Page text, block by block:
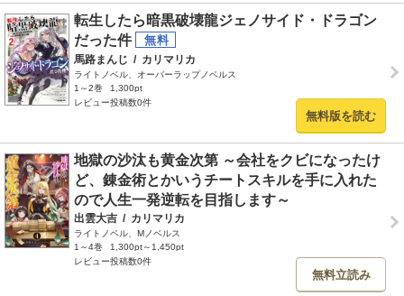
転生したら暗黒破壊龍ジェノサイド・ドラゴン
だった件
馬路まんじ / カリマリカ
ライトノベル、オーバーラップノベルス
1～2巻
1,300pt
レビュー投稿数0件
無料版を読む
地獄の沙汰も黄金次第 ～会社をクビになったけ
ど、錬金術とかいうチートスキルを手に入れた
ので人生一発逆転を目指します～
出雲大吉 / カリマリカ
ライトノベル、Mノベルス
1～4巻
1,300pt～1,450pt
レビュー投稿数0件
無料立読み